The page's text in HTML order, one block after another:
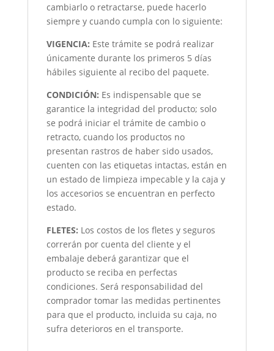
cambiarlo o retractarse, puede hacerlo
siempre y cuando cumpla con lo siguiente:
VIGENCIA: Este trámite se podrá realizar
únicamente durante los primeros 5 días
hábiles siguiente al recibo del paquete.
CONDICIÓN: Es indispensable que se
garantice la integridad del producto; solo
se podrá iniciar el trámite de cambio o
retracto, cuando los productos no
presentan rastros de haber sido usados,
cuenten con las etiquetas intactas, están en
un estado de limpieza impecable y la caja y
los accesorios se encuentran en perfecto
estado.
FLETES: Los costos de los fletes y seguros
correrán por cuenta del cliente y el
embalaje deberá garantizar que el
producto se reciba en perfectas
condiciones. Será responsabilidad del
comprador tomar las medidas pertinentes
para que el producto, incluida su caja, no
sufra deterioros en el transporte.